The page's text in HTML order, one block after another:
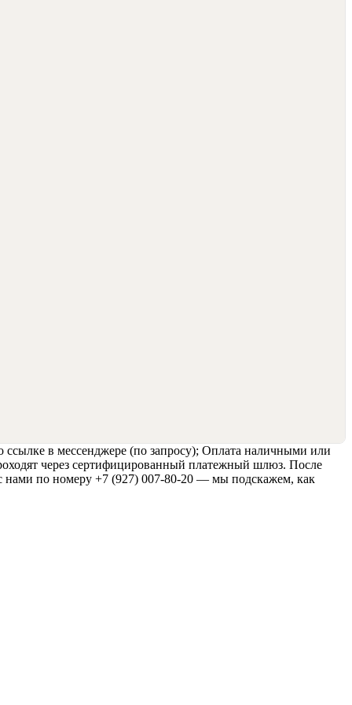
в мессенджере (по запросу); Оплата наличными или
через сертифицированный платежный шлюз. После
нами по номеру +7 (927) 007-80-20 — мы подскажем, как